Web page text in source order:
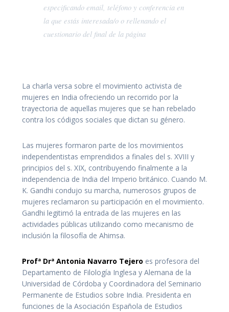
especificando email, teléfono y conferencia en
la que estás interesada/o o rellenando el
cuestionario del final de la página
La charla versa sobre el movimiento activista de
mujeres en India ofreciendo un recorrido por la
trayectoria de aquellas mujeres que se han rebelado
contra los códigos sociales que dictan su género.
Las mujeres formaron parte de los movimientos
independentistas emprendidos a finales del s. XVIII y
principios del s. XIX, contribuyendo finalmente a la
independencia de India del Imperio británico. Cuando M.
K. Gandhi condujo su marcha, numerosos grupos de
mujeres reclamaron su participación en el movimiento.
Gandhi legitimó la entrada de las mujeres en las
actividades públicas utilizando como mecanismo de
inclusión la filosofía de Ahimsa.
Profª Drª Antonia Navarro Tejero es profesora del
Departamento de Filología Inglesa y Alemana de la
Universidad de Córdoba y Coordinadora del Seminario
Permanente de Estudios sobre India. Presidenta en
funciones de la Asociación Española de Estudios